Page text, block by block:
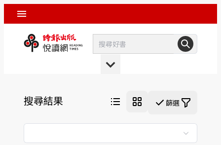
搜尋結果 篩選